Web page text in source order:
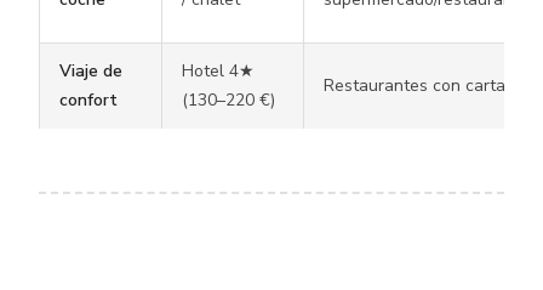
Viaje de
confort
Hotel 4★
(130–220 €)
Restaurantes con carta